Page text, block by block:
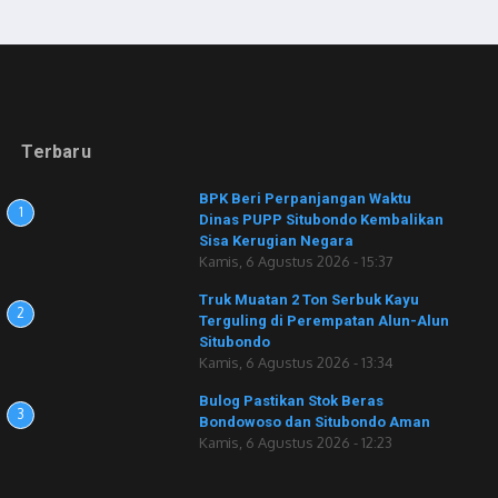
Terbaru
1
BPK Beri Perpanjangan Waktu
Dinas PUPP Situbondo Kembalikan
Sisa Kerugian Negara
Kamis, 6 Agustus 2026 - 15:37
2
Truk Muatan 2 Ton Serbuk Kayu
Terguling di Perempatan Alun-Alun
Situbondo
Kamis, 6 Agustus 2026 - 13:34
3
Bulog Pastikan Stok Beras
Bondowoso dan Situbondo Aman
Kamis, 6 Agustus 2026 - 12:23